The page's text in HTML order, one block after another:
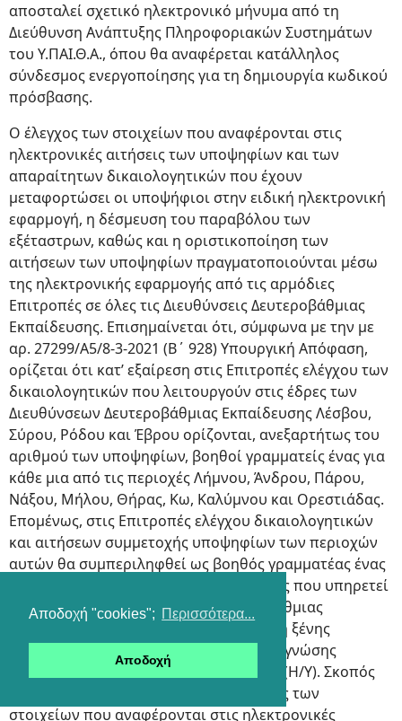
Αποδοχή "cookies"; Περισσότερα...
Αποδοχή
αποσταλεί σχετικό ηλεκτρονικό μήνυμα από τη
Διεύθυνση Ανάπτυξης Πληροφοριακών Συστημάτων
του Υ.ΠΑΙ.Θ.Α., όπου θα αναφέρεται κατάλληλος
σύνδεσμος ενεργοποίησης για τη δημιουργία κωδικού
πρόσβασης.
Ο έλεγχος των στοιχείων που αναφέρονται στις
ηλεκτρονικές αιτήσεις των υποψηφίων και των
απαραίτητων δικαιολογητικών που έχουν
μεταφορτώσει οι υποψήφιοι στην ειδική ηλεκτρονική
εφαρμογή, η δέσμευση του παραβόλου των
εξέταστρων, καθώς και η οριστικοποίηση των
αιτήσεων των υποψηφίων πραγματοποιούνται μέσω
της ηλεκτρονικής εφαρμογής από τις αρμόδιες
Επιτροπές σε όλες τις Διευθύνσεις Δευτεροβάθμιας
Εκπαίδευσης. Επισημαίνεται ότι, σύμφωνα με την με
αρ. 27299/Α5/8-3-2021 (Β΄ 928) Υπουργική Απόφαση,
ορίζεται ότι κατ’ εξαίρεση στις Επιτροπές ελέγχου των
δικαιολογητικών που λειτουργούν στις έδρες των
Διευθύνσεων Δευτεροβάθμιας Εκπαίδευσης Λέσβου,
Σύρου, Ρόδου και Έβρου ορίζονται, ανεξαρτήτως του
αριθμού των υποψηφίων, βοηθοί γραμματείς ένας για
κάθε μια από τις περιοχές Λήμνου, Άνδρου, Πάρου,
Νάξου, Μήλου, Θήρας, Κω, Καλύμνου και Ορεστιάδας.
Επομένως, στις Επιτροπές ελέγχου δικαιολογητικών
και αιτήσεων συμμετοχής υποψηφίων των περιοχών
αυτών θα συμπεριληφθεί ως βοηθός γραμματέας ένας
διοικητικός υπάλληλος ή εκπαιδευτικός που υπηρετεί
σε σχολείο Πρωτοβάθμιας ή Δευτεροβάθμιας
Εκπαίδευσης, κατά προτίμηση με γνώση ξένης
γλώσσας και υποχρεωτικά με επάρκεια γνώσης
χειρισμού Ηλεκτρονικών Υπολογιστών (Η/Υ). Σκοπός
του βοηθού γραμματέως είναι ο έλεγχος των
στοιχείων που αναφέρονται στις ηλεκτρονικές